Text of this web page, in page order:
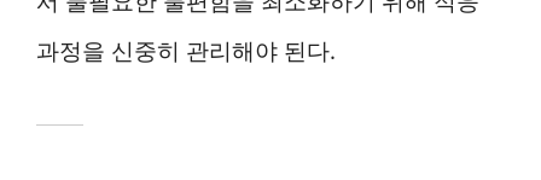
과정을 신중히 관리해야 된다.